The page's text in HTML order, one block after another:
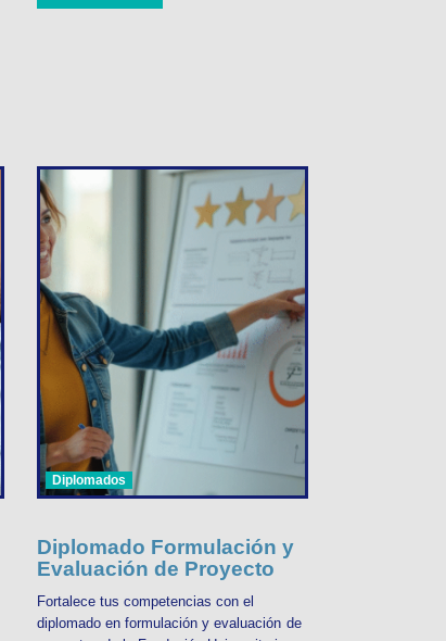
Diplomados
Diplomado Formulación y
Evaluación de Proyecto
Fortalece tus competencias con el
diplomado en formulación y evaluación de